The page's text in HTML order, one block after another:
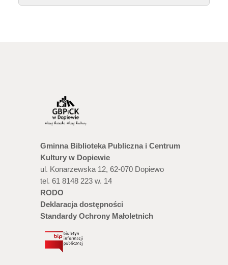
Gminna Biblioteka Publiczna i Centrum
Kultury w Dopiewie
ul. Konarzewska 12, 62-070 Dopiewo
tel. 61 8148 223 w. 14
RODO
Deklaracja dostępności
Standardy Ochrony Małoletnich